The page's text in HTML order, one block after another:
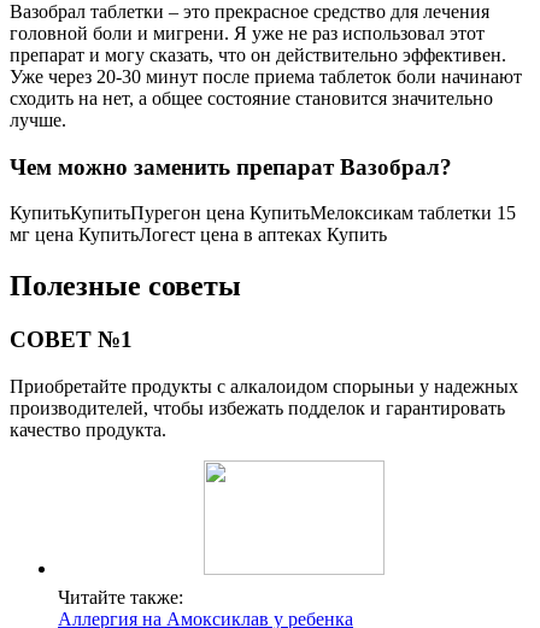
Вазобрал таблетки – это прекрасное средство для лечения
головной боли и мигрени. Я уже не раз использовал этот
препарат и могу сказать, что он действительно эффективен.
Уже через 20-30 минут после приема таблеток боли начинают
сходить на нет, а общее состояние становится значительно
лучше.
Чем можно заменить препарат Вазобрал?
КупитьКупитьПурегон цена КупитьМелоксикам таблетки 15
мг цена КупитьЛогест цена в аптеках Купить
Полезные советы
СОВЕТ №1
Приобретайте продукты с алкалоидом спорыньи у надежных
производителей, чтобы избежать подделок и гарантировать
качество продукта.
Читайте также:
Аллергия на Амоксиклав у ребенка